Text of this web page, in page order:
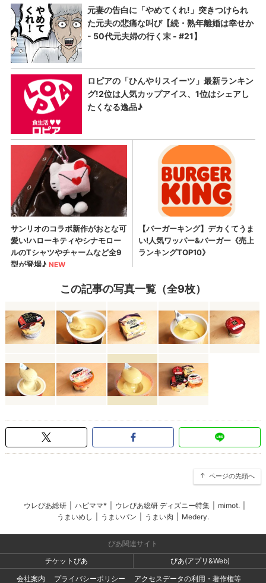
この記事の写真一覧（全9枚）
ページの先頭へ
ウレぴあ総研 ハピママ* ウレぴあ総研 ディズニー特集 mimot.
うまいめし
うまいパン うまい肉 Medery.
ぴあ関連サイト
チケットぴあ
ぴあ(アプリ&Web)
会社案内
プライバシーポリシー アクセスデータの利用・著作権等